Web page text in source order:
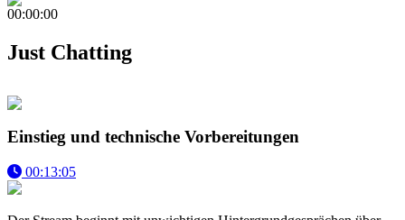
00:00:00
Just Chatting
Einstieg und technische Vorbereitungen
00:13:05